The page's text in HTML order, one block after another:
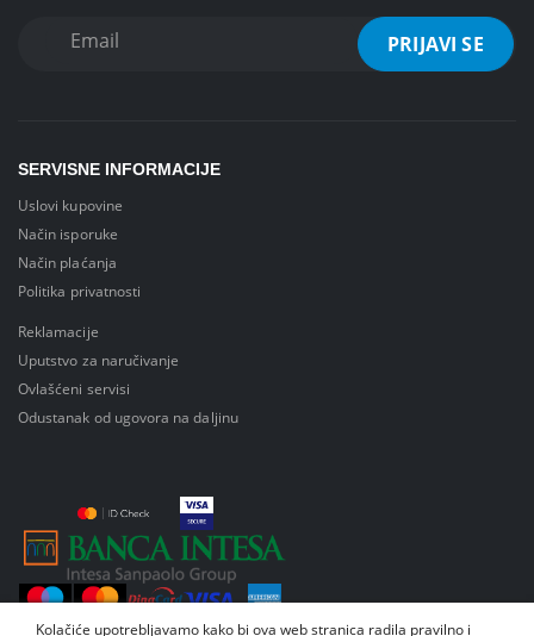
SERVISNE INFORMACIJE
Uslovi kupovine
Način isporuke
Način plaćanja
Politika privatnosti
Reklamacije
Uputstvo za naručivanje
Ovlašćeni servisi
Odustanak od ugovora na daljinu
Kolačiće upotrebljavamo kako bi ova web stranica radila pravilno i